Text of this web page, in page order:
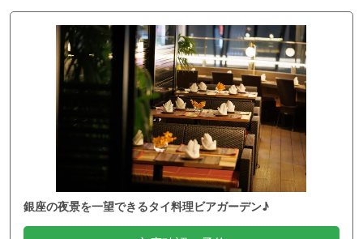
銀座の夜景を一望できるタイ料理ビアガーデン♪